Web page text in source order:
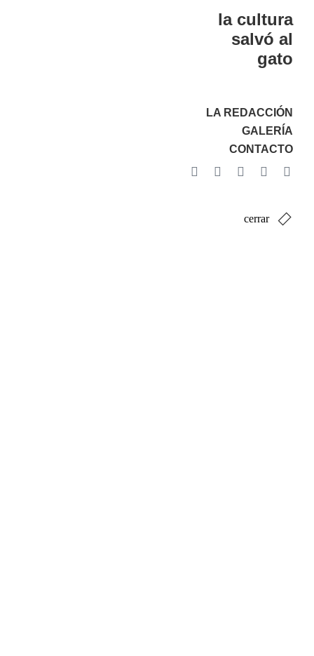
la cultura
salvó al
gato
LA REDACCIÓN
GALERÍA
CONTACTO
cerrar